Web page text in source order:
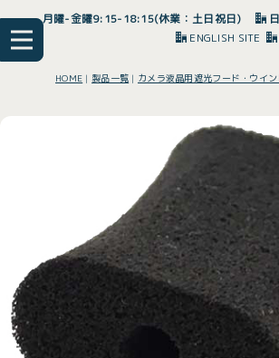
月曜-金曜9:15-18:15(休業：土日祝日)
ENGLISH SITE
HOME |製品一覧 | カメラ液晶用遮光フード・ウイ